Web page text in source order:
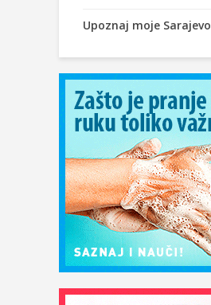
Upoznaj moje Sarajevo